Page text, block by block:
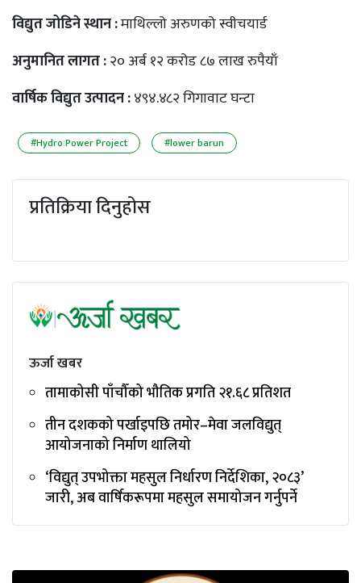
विद्युत जोडिने स्थान :माथिल्लो अरुणको स्वीचयार्ड
अनुमानित लागत :२० अर्ब १२ करोड ८७ लाख रुपैयाँ
वार्षिक विद्युत उत्पादन :४९४.४८२ गिगावाट घन्टा
#Hydro Power Project #lower barun
प्रतिक्रिया दिनुहोस
ऊर्जा खबर
तामाकोसी पाँचौँको भौतिक प्रगति २१.६८ प्रतिशत
तीन दशकको पर्खाइपछि तमोर–मेवा जलविद्युत्
आयोजनाको निर्माण थालियो
‘विद्युत् उपभोक्ता महसुल निर्धारण निर्देशिका, २०८३’
जारी, अब वार्षिकरूपमा महसुल समायोजन गर्नुपर्ने